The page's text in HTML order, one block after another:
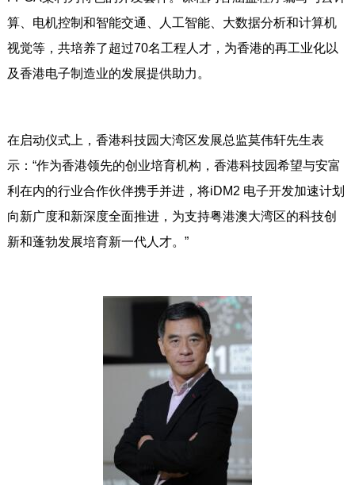
算、电机控制和智能交通、人工智能、大数据分析和计算机
视觉等，共培养了超过70名工程人才，为香港的再工业化以
及香港电子制造业的发展提供助力。
在启动仪式上，香港科技园大湾区发展总监莫伟轩先生表
示：“作为香港领先的创业培育机构，香港科技园希望与安富
利在内的行业合作伙伴携手并进，将iDM2 电子开发加速计划
向新广度和新深度全面推进，为支持粤港澳大湾区的科技创
新和蓬勃发展培育新一代人才。”